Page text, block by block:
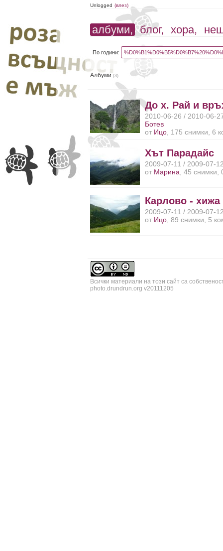
Unlogged (влез)
албуми, блог, хора,
По години:
Албуми(3)
До х. Рай и
2010-06-26 / 2010-06-
Ботев
от Ицо , 175 снимки, 6
Хът Парадайс
2009-07-11 / 2009-07-
от Марина , 45
Карлово -
2009-07-11 / 2009-07-
от Ицо , 89 снимки, 5
Всички материали на този сайт са
photo.drundrun.org v20111205